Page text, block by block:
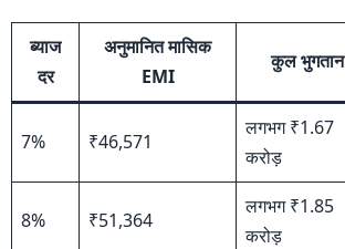
ब्याज
दर
अनुमानित मासिक
EMI
कुल भुगतान
7% ₹46,571
लगभग ₹1.67
करोड़
8% ₹51,364
लगभग ₹1.85
करोड़